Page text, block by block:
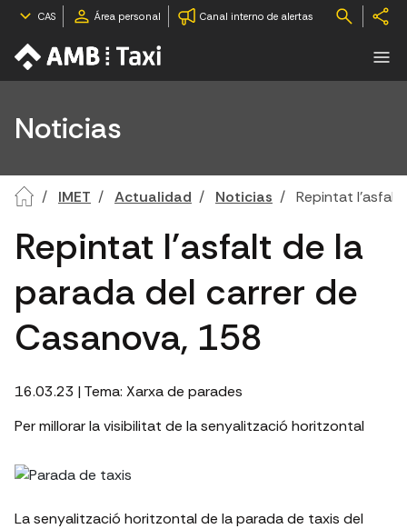
CAS Área personal Canal interno de alertas
Noticias
IMET Actualidad Noticias Repintat l'asfalt
Repintat l'asfalt de la
parada del carrer de
Casanova, 158
16.03.23 | Tema: Xarxa de parades
Per millorar la visibilitat de la senyalització horitzontal
La senyalització horitzontal de la parada de taxis del